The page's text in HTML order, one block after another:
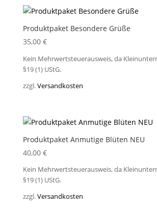
Produktpaket Besondere Grüße
35,00 €
Kein Mehrwertsteuerausweis, da
§19 (1) UStG.
zzgl.Versandkosten
Produktpaket Anmutige Blüten NEU
40,00 €
Kein Mehrwertsteuerausweis, da
§19 (1) UStG.
zzgl.Versandkosten